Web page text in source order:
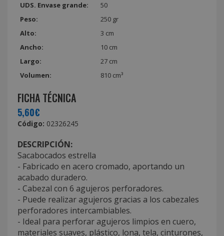
UDS. Envase grande:
50
Peso:
250 gr
Alto:
3 cm
Ancho:
10 cm
Largo:
27 cm
Volumen:
810 cm³
FICHA TÉCNICA
5,60€
Código: 02326245
DESCRIPCIÓN:
Sacabocados estrella
- Fabricado en acero cromado, aportando un
acabado duradero.
- Cabezal con 6 agujeros perforadores.
- Puede realizar agujeros gracias a los cabezales
perforadores intercambiables.
- Ideal para perforar agujeros limpios en cuero,
materiales suaves, plástico, lona, tela, cinturones,